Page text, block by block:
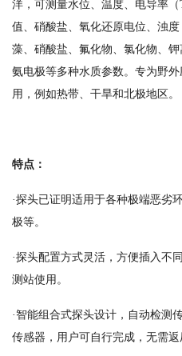
洋，可测量水位、温度、电导率
值、硝酸盐、氧化还原电位、浊
藻、硝酸盐、氟化物、氯化物、钾
氨电极等多种水质参数。专为野
用，例如热带、干旱和北极地区。
特点：
·探头已证明适用于各种极端恶劣
极等。
·探头配置方式灵活，方便插入不
测站使用。
·智能组合式探头设计，自动检测
传感器，用户可自行完成，无需返